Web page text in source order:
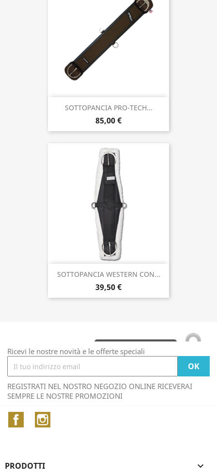
SOTTOPANCIA PRO-TECH...
85,00 €
SOTTOPANCIA WESTERN CON...
39,50 €
Ricevi le nostre novità e le offerte speciali
REGISTRATI NEL NOSTRO NEGOZIO ONLINE RICEVERAI
SEMPRE LE NOSTRE PROMOZIONI
Facebook
PRODOTTI 